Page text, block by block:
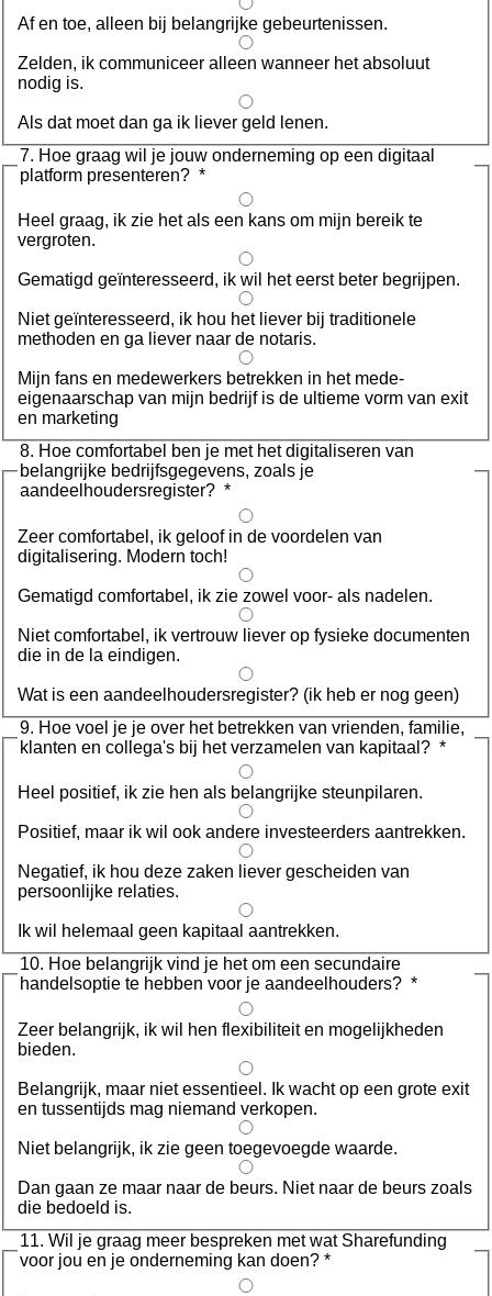
Af en toe, alleen bij belangrijke gebeurtenissen.
Zelden, ik communiceer alleen wanneer het absoluut
nodig is.
Als dat moet dan ga ik liever geld lenen.
7. Hoe graag wil je jouw onderneming op een digitaal
platform presenteren? *
Heel graag, ik zie het als een kans om mijn bereik te
vergroten.
Gematigd geïnteresseerd, ik wil het eerst beter begrijpen.
Niet geïnteresseerd, ik hou het liever bij traditionele
methoden en ga liever naar de notaris.
Mijn fans en medewerkers betrekken in het mede-
eigenaarschap van mijn bedrijf is de ultieme vorm van exit
en marketing
8. Hoe comfortabel ben je met het digitaliseren van
belangrijke bedrijfsgegevens, zoals je
aandeelhoudersregister? *
Zeer comfortabel, ik geloof in de voordelen van
digitalisering. Modern toch!
Gematigd comfortabel, ik zie zowel voor- als nadelen.
Niet comfortabel, ik vertrouw liever op fysieke documenten
die in de la eindigen.
Wat is een aandeelhoudersregister? (ik heb er nog geen)
9. Hoe voel je je over het betrekken van vrienden, familie,
klanten en collega's bij het verzamelen van kapitaal? *
Heel positief, ik zie hen als belangrijke steunpilaren.
Positief, maar ik wil ook andere investeerders aantrekken.
Negatief, ik hou deze zaken liever gescheiden van
persoonlijke relaties.
Ik wil helemaal geen kapitaal aantrekken.
10. Hoe belangrijk vind je het om een secundaire
handelsoptie te hebben voor je aandeelhouders? *
Zeer belangrijk, ik wil hen flexibiliteit en mogelijkheden
bieden.
Belangrijk, maar niet essentieel. Ik wacht op een grote exit
en tussentijds mag niemand verkopen.
Niet belangrijk, ik zie geen toegevoegde waarde.
Dan gaan ze maar naar de beurs. Niet naar de beurs zoals
die bedoeld is.
11. Wil je graag meer bespreken met wat Sharefunding
voor jou en je onderneming kan doen? *